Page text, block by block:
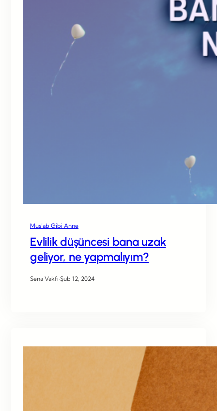
Mus’ab Gibi Anne
Evlilik düşüncesi bana uzak
geliyor, ne yapmalıyım?
Sena Vakfı·Şub 12, 2024